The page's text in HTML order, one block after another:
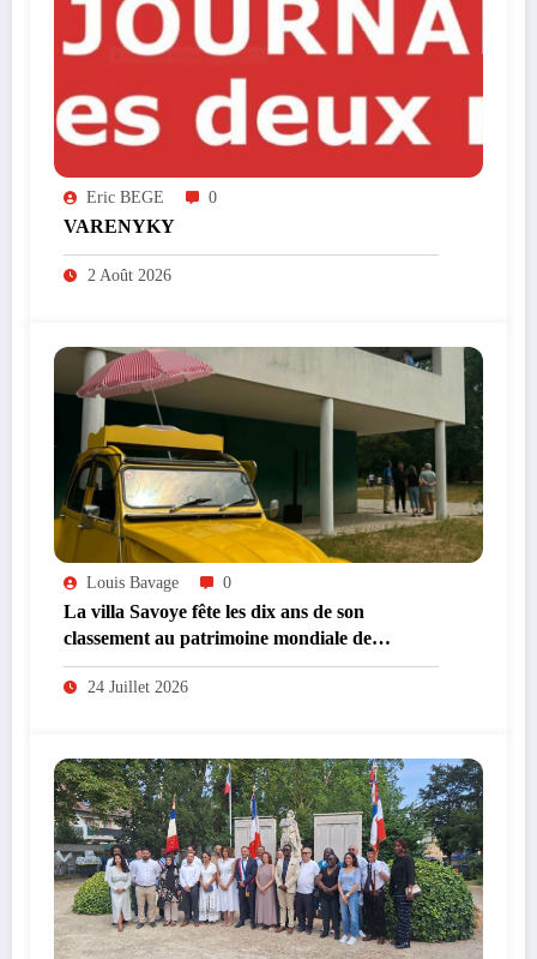
Eric BEGE 0
VARENYKY
2 Août 2026
Louis Bavage 0
La villa Savoye fête les dix ans de son
classement au patrimoine mondiale de
l’UNESCO
24 Juillet 2026